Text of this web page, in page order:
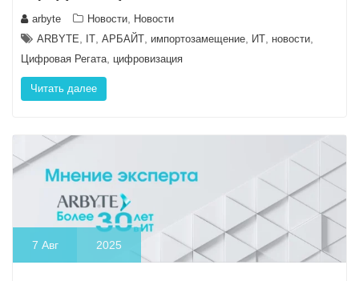
arbyte Новости Новости
ARBYTE
IT АРБАЙТ импортозамещение ИТ новости
Цифровая Регата цифровизация
Читать далее
7 Авг 2025